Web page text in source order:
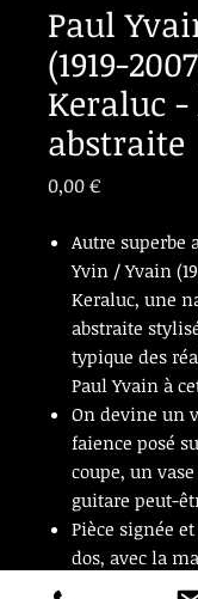
Paul
(1919-
Keraluc -
abstraite
0,00 €Prix
Autre superbe
Yvin / Yvain
Keraluc, une
abstraite
typique des
Paul Yvain à
On devine un
faience posé
coupe, un
guitare peut-
Pièce signée
dos, avec la
25 cm de